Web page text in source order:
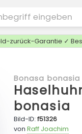
zurück-Garantie ✓
Bonasa bonasia
bonasia
Bild-ID:f51326
von Raff Joachim